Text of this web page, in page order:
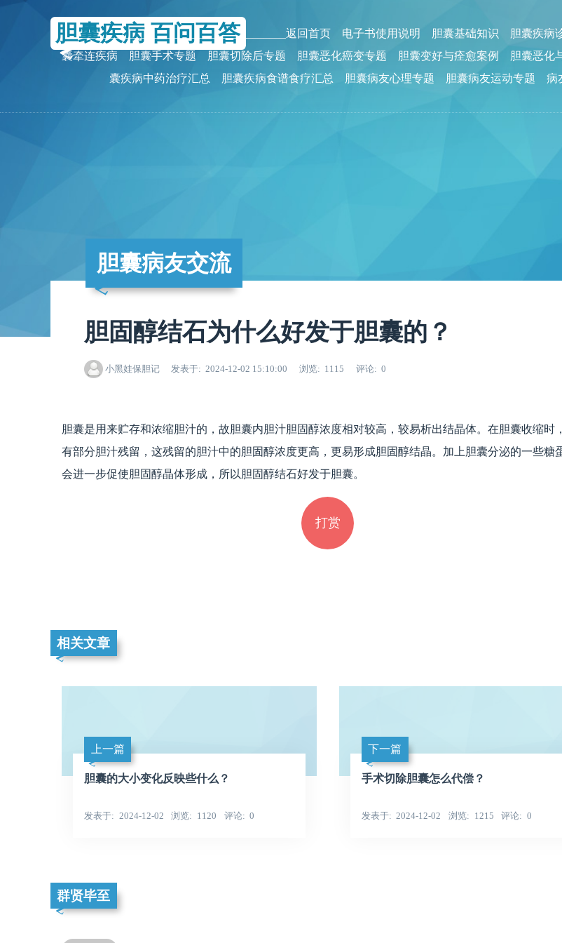
胆囊疾病 百问百答
_______________________________________返回首页 电子书使用说明 胆囊基础知识 胆囊疾病
囊牵连疾病
胆囊手术专题 胆囊切除后专题 胆囊恶化癌变专题 胆囊变好与痊愈案例 胆囊恶化
囊疾病中药治疗汇总
胆囊疾病食谱食疗汇总 胆囊病友心理专题 胆囊病友运动专题 病
胆囊病友交流
胆固醇结石为什么好发于胆囊的？
小黑娃保胆记 发表于 2024-12-02 15:10:00 浏览 1115 评论 0
胆囊是用来贮存和浓缩胆汁的，故胆囊内胆汁胆固醇浓度相对较高，较易析出结晶体。在胆囊收缩时
有部分胆汁残留，这残留的胆汁中的胆固醇浓度更高，更易形成胆固醇结晶。加上胆囊分泌的一些糖
会进一步促使胆固醇晶体形成，所以胆固醇结石好发于胆囊。
打赏
相关文章
上一篇
胆囊的大小变化反映些什么？
发表于 2024-12-02 浏览 1120 评论 0
下一篇
手术切除胆囊怎么代偿？
发表于 2024-12-02 浏览 1215 评论 0
群贤毕至